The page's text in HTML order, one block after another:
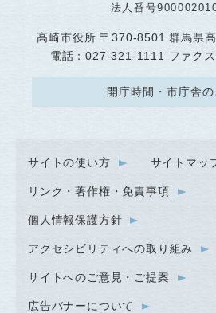
法人番号
高崎市役所 〒370-8501 群馬県
電話：027-321-1111 ファク
開庁時間・市庁舎
サイトの使い方 サイトマッ
リンク・著作権・免責事項
個人情報保護方針
アクセシビリティへの取り組み
サイトへのご意見・ご提案
広告バナーについて